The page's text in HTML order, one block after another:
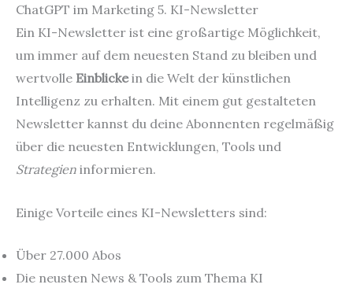
ChatGPT im Marketing 5. KI-Newsletter
Ein KI-Newsletter ist eine großartige Möglichkeit,
um immer auf dem neuesten Stand zu bleiben und
wertvolle Einblickein die Welt der künstlichen
Intelligenz zu erhalten. Mit einem gut gestalteten
Newsletter kannst du deine Abonnenten regelmäßig
über die neuesten Entwicklungen, Tools und
Strategien informieren.
Einige Vorteile eines KI-Newsletters sind:
Über 27.000 Abos
Die neusten News & Tools zum Thema KI